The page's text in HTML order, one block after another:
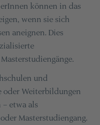
können in das
wenn sie sich
aneignen. Dies
und
oder Weiterbildungen
etwa als
Masterstudiengang.